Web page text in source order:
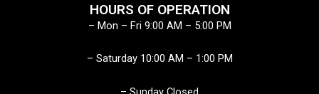
HOURS OF OPERATION
– Mon – Fri 9:00 AM – 5:00 PM
– Saturday 10:00 AM – 1:00 PM